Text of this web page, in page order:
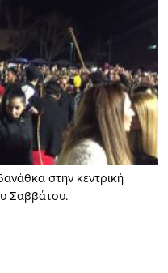
στην κεντρική
Σαββάτου.